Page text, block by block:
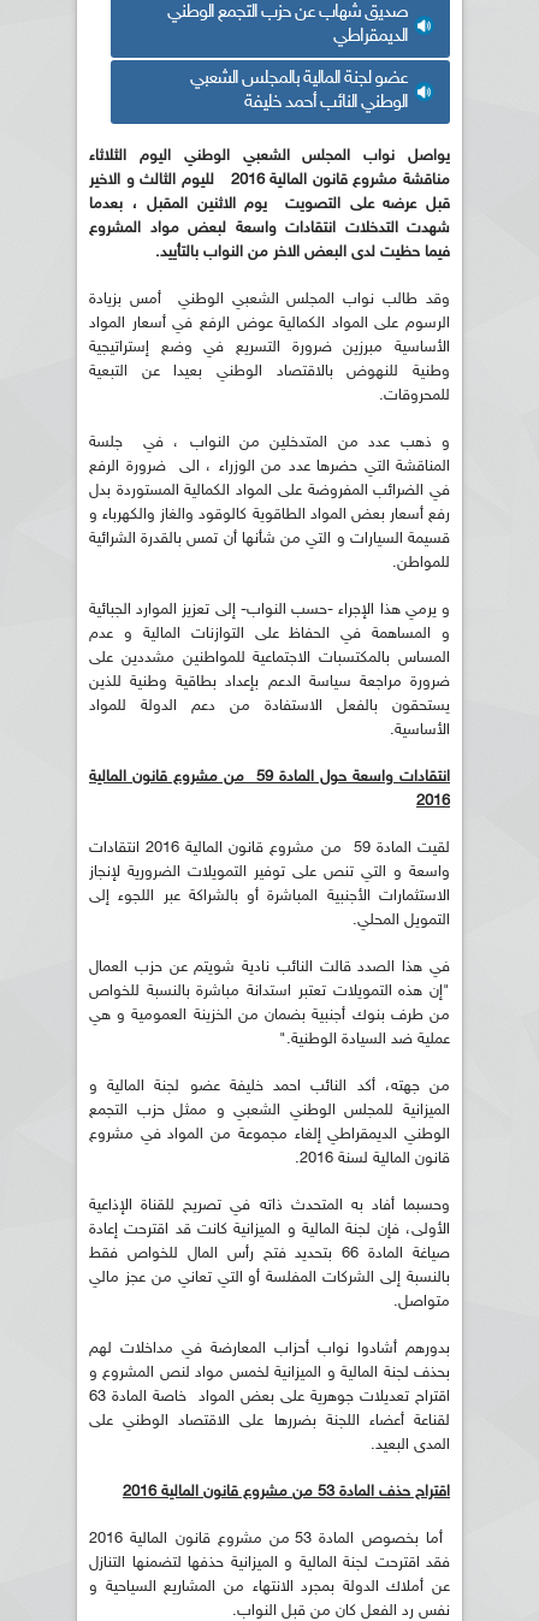
صديق شهاب عن حزب التجمع الوطني
الديمقراطي
عضو لجنة المالية بالمجلس الشعبي
الوطني النائب أحمد خليفة
يواصل نواب المجلس الشعبي الوطني اليوم الثلاثاء
مناقشة مشروع قانون المالية 2016 لليوم الثالث و الاخير
قبل عرضه على التصويت يوم الاثنين المقبل ، بعدما
شهدت التدخلات انتقادات واسعة لبعض مواد المشروع
فيما حظيت لدى البعض الاخر من النواب بالتأييد.
وقد طالب نواب المجلس الشعبي الوطني أمس بزيادة
الرسوم على المواد الكمالية عوض الرفع في أسعار المواد
الأساسية مبرزين ضرورة التسريع في وضع إستراتيجية
وطنية للنهوض بالاقتصاد الوطني بعيدا عن التبعية
للمحروقات.
و ذهب عدد من المتدخلين من النواب ، في جلسة
المناقشة التي حضرها عدد من الوزراء ، الى ضرورة الرفع
في الضرائب المفروضة على المواد الكمالية المستوردة بدل
رفع أسعار بعض المواد الطاقوية كالوقود والغاز والكهرباء و
قسيمة السيارات و التي من شأنها أن تمس بالقدرة الشرائية
للمواطن.
و يرمي هذا الإجراء -حسب النواب- إلى تعزيز الموارد الجبائية
و المساهمة في الحفاظ على التوازنات المالية و عدم
المساس بالمكتسبات الاجتماعية للمواطنين مشددين على
ضرورة مراجعة سياسة الدعم بإعداد بطاقية وطنية للذين
يستحقون بالفعل الاستفادة من دعم الدولة للمواد
الأساسية.
انتقادات واسعة حول المادة 59 من مشروع قانون المالية
2016
لقيت المادة 59 من مشروع قانون المالية 2016 انتقادات
واسعة و التي تنص على توفير التمويلات الضرورية لإنجاز
الاستثمارات الأجنبية المباشرة أو بالشراكة عبر اللجوء إلى
التمويل المحلي.
في هذا الصدد قالت النائب نادية شويتم عن حزب العمال
"إن هذه التمويلات تعتبر استدانة مباشرة بالنسبة للخواص
من طرف بنوك أجنبية بضمان من الخزينة العمومية و هي
عملية ضد السيادة الوطنية."
من جهته، أكد النائب احمد خليفة عضو لجنة المالية و
الميزانية للمجلس الوطني الشعبي و ممثل حزب التجمع
الوطني الديمقراطي إلغاء مجموعة من المواد في مشروع
قانون المالية لسنة 2016.
وحسبما أفاد به المتحدث ذاته في تصريح للقناة الإذاعية
الأولى، فإن لجنة المالية و الميزانية كانت قد اقترحت إعادة
صياغة المادة 66 بتحديد فتح رأس المال للخواص فقط
بالنسبة إلى الشركات المفلسة أو التي تعاني من عجز مالي
متواصل.
بدورهم أشادوا نواب أحزاب المعارضة في مداخلات لهم
بحذف لجنة المالية و الميزانية لخمس مواد لنص المشروع و
اقتراح تعديلات جوهرية على بعض المواد خاصة المادة 63
لقناعة أعضاء اللجنة بضررها على الاقتصاد الوطني على
المدى البعيد.
اقتراح حذف المادة 53 من مشروع قانون المالية 2016
أما بخصوص المادة 53 من مشروع قانون المالية 2016
فقد اقترحت لجنة المالية و الميزانية حذفها لتضمنها التنازل
عن أملاك الدولة بمجرد الانتهاء من المشاريع السياحية و
نفس رد الفعل كان من قبل النواب.